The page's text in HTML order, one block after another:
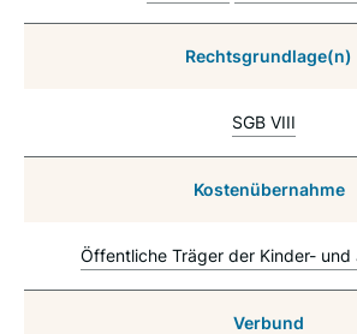
Rechtsgrundlage(n)
SGB VIII
Kostenübernahme
Öffentliche Träger der Kinder- und
Verbund